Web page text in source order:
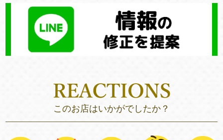
このお店はいかがでしたか？